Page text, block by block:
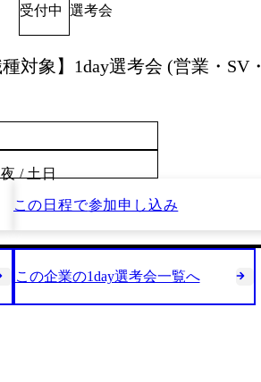
受付中 選考会
対象】1day選考会 (営業・SV・
/ 土日
この日程で参加申し込み
この企業の1day選考会一覧へ